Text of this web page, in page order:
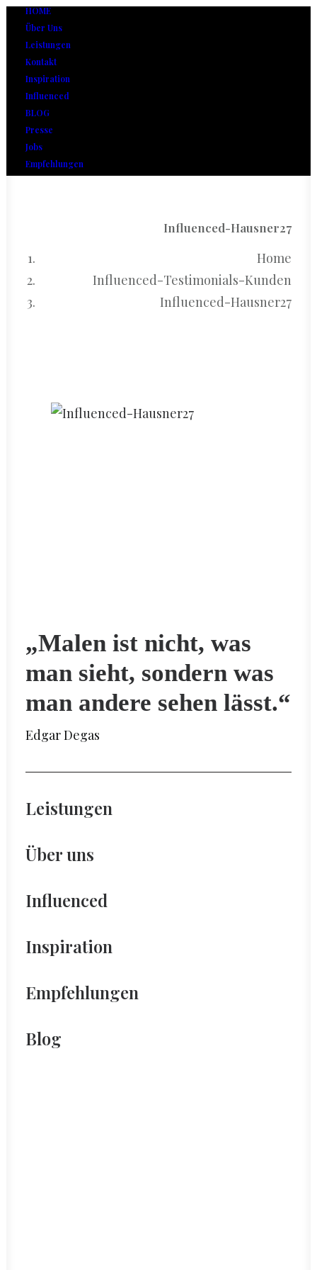
HOME
Über Uns
Leistungen
Kontakt
Inspiration
Influenced
BLOG
Presse
Jobs
Empfehlungen
Influenced-Hausner27
Home
Influenced-Testimonials-Kunden
Influenced-Hausner27
„Malen ist nicht, was
man sieht, sondern was
man andere sehen lässt.“
Edgar Degas
Leistungen
Über uns
Influenced
Inspiration
Empfehlungen
Blog